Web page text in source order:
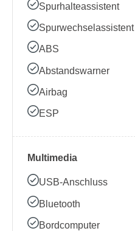
Spurhalteassistent
Spurwechselassistent
ABS
Abstandswarner
Airbag
ESP
Multimedia
USB-Anschluss
Bluetooth
Bordcomputer